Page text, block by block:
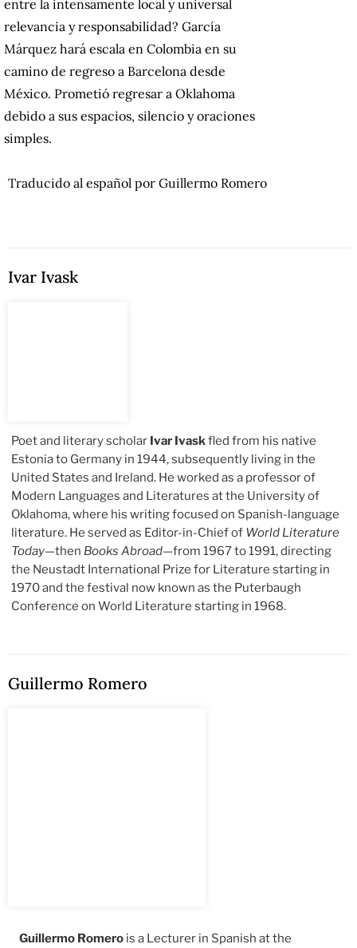
entre la intensamente local y universal
relevancia y responsabilidad? García
Márquez hará escala en Colombia en su
camino de regreso a Barcelona desde
México. Prometió regresar a Oklahoma
debido a sus espacios, silencio y oraciones
simples.
Traducido al español por Guillermo Romero
Ivar Ivask
Poet and literary scholar Ivar Ivaskfled from his native
Estonia to Germany in 1944, subsequently living in the
United States and Ireland. He worked as a professor of
Modern Languages and Literatures at the University of
Oklahoma, where his writing focused on Spanish-language
literature. He served as Editor-in-Chief of World Literature
Today—then Books Abroad—from 1967 to 1991, directing
the Neustadt International Prize for Literature starting in
1970 and the festival now known as the Puterbaugh
Conference on World Literature starting in 1968.
Guillermo Romero
Guillermo Romero is a Lecturer in Spanish at the